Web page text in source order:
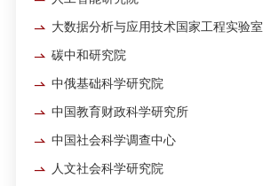
大数据分析与应用技术国家工程实验室
碳中和研究院
中俄基础科学研究院
中国教育财政科学研究所
中国社会科学调查中心
人文社会科学研究院